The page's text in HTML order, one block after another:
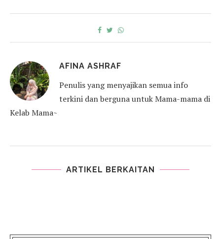
AFINA ASHRAF
Penulis yang menyajikan semua info
terkini dan berguna untuk Mama-mama di
Kelab Mama~
ARTIKEL BERKAITAN